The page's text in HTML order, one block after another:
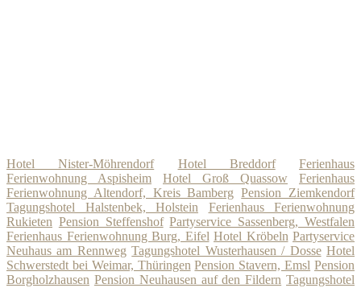
Hotel Nister-Möhrendorf Hotel Breddorf
Ferienhaus
Ferienwohnung Aspisheim
Hotel Groß Quassow
Ferienhaus
Ferienwohnung Altendorf, Kreis Bamberg
Pension Ziemkendorf
Tagungshotel Halstenbek, Holstein
Ferienhaus Ferienwohnung
Rukieten Pension Steffenshof Partyservice Sassenberg, Westfalen
Ferienhaus Ferienwohnung Burg, Eifel Hotel Kröbeln Partyservice
Neuhaus am Rennweg Tagungshotel Wusterhausen / Dosse Hotel
Schwerstedt bei Weimar, Thüringen Pension Stavern, Emsl Pension
Borgholzhausen Pension Neuhausen auf den Fildern Tagungshotel